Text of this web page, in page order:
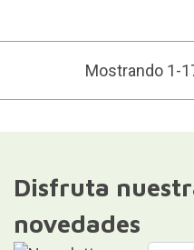
Mostrando 1-
Disfruta
novedades